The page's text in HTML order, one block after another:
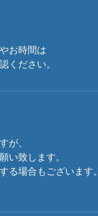
お時間は
ください。
が、
い致します。
る場合もございます